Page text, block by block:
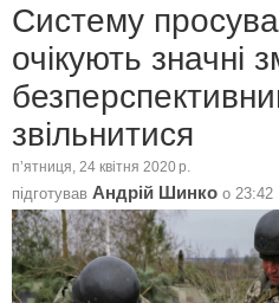
Систему
очікують значні
звільнитися
пʼятниця, 24 квітня 2020 р.
підготував Андрій Шинко о 23:42